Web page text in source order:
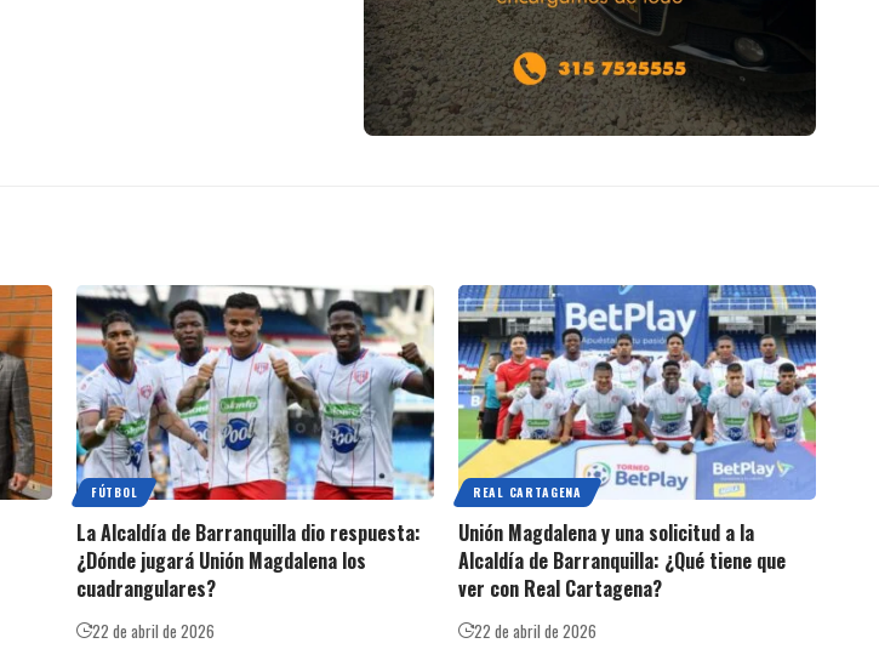
FÚTBOL
La Alcaldía de Barranquilla dio respuesta:
¿Dónde jugará Unión Magdalena los
cuadrangulares?
22 de abril de 2026
REAL CARTAGENA
Unión Magdalena y una solicitud a la
Alcaldía de Barranquilla: ¿Qué tiene que
ver con Real Cartagena?
22 de abril de 2026